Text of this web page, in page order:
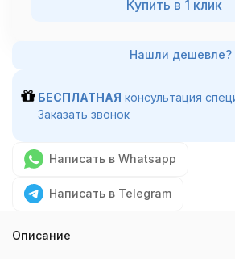
Купить в 1 клик
БЕСПЛАТНАЯ консультация
Заказать звонок
Написать в Whatsapp
Написать в Telegram
Описание